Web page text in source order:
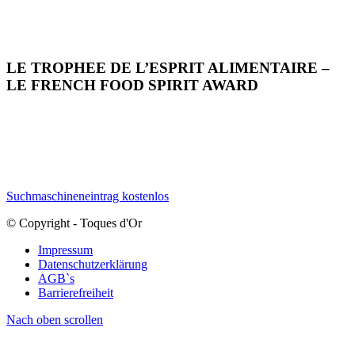
LE TROPHEE DE L’ESPRIT ALIMENTAIRE –
LE FRENCH FOOD SPIRIT AWARD
Suchmaschineneintrag kostenlos
© Copyright - Toques d'Or
Impressum
Datenschutzerklärung
AGB`s
Barrierefreiheit
Nach oben scrollen